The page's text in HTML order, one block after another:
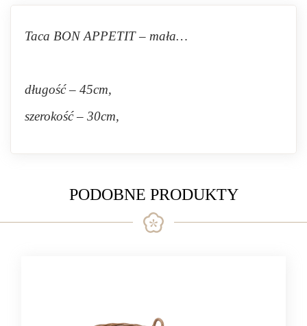
Taca BON APPETIT – mała…
długość – 45cm,
szerokość – 30cm,
PODOBNE PRODUKTY